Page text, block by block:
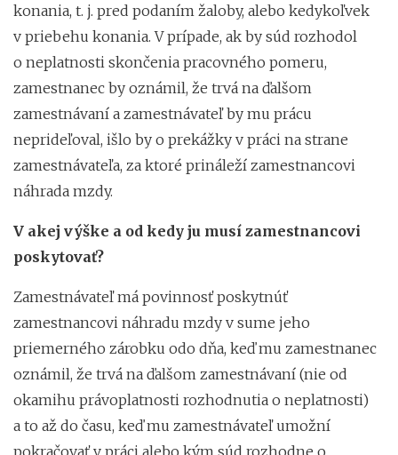
konania, t. j. pred podaním žaloby, alebo kedykoľvek
v priebehu konania. V prípade, ak by súd rozhodol
o neplatnosti skončenia pracovného pomeru,
zamestnanec by oznámil, že trvá na ďalšom
zamestnávaní a zamestnávateľ by mu prácu
neprideľoval, išlo by o prekážky v práci na strane
zamestnávateľa, za ktoré prináleží zamestnancovi
náhrada mzdy.
V akej výške a od kedy ju musí zamestnancovi
poskytovať?
Zamestnávateľ má povinnosť poskytnúť
zamestnancovi náhradu mzdy v sume jeho
priemerného zárobku odo dňa, keď mu zamestnanec
oznámil, že trvá na ďalšom zamestnávaní (nie od
okamihu právoplatnosti rozhodnutia o neplatnosti)
a to až do času, keď mu zamestnávateľ umožní
pokračovať v práci alebo kým súd rozhodne o